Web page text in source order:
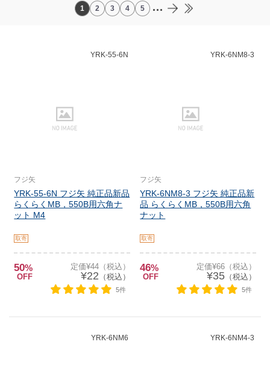
1 2 3 4 5 ...
YRK-55-6N
フジ矢
YRK-55-6N フジ矢 純正品新品
らくらくMB，550B用六角ナ
ット M4
取寄
50%
OFF
定価¥44（税込）
¥22 （税込）
5件
YRK-6NM8-3
フジ矢
YRK-6NM8-3 フジ矢 純正品新
品 らくらくMB，550B用六角
ナット
取寄
46%
OFF
定価¥66（税込）
¥35（税込）
5件
YRK-6NM6 YRK-6NM4-3